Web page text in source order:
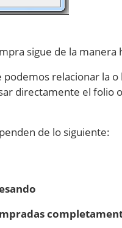
sigue de la manera
relacionar la
directamente el folio
de lo siguiente: